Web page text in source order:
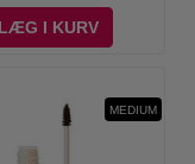
LÆG I KURV
MEDIUM